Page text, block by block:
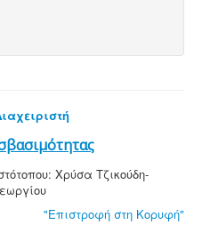
Χρύσα Τζικούδη-
"Επιστροφή στη Κορυφή"